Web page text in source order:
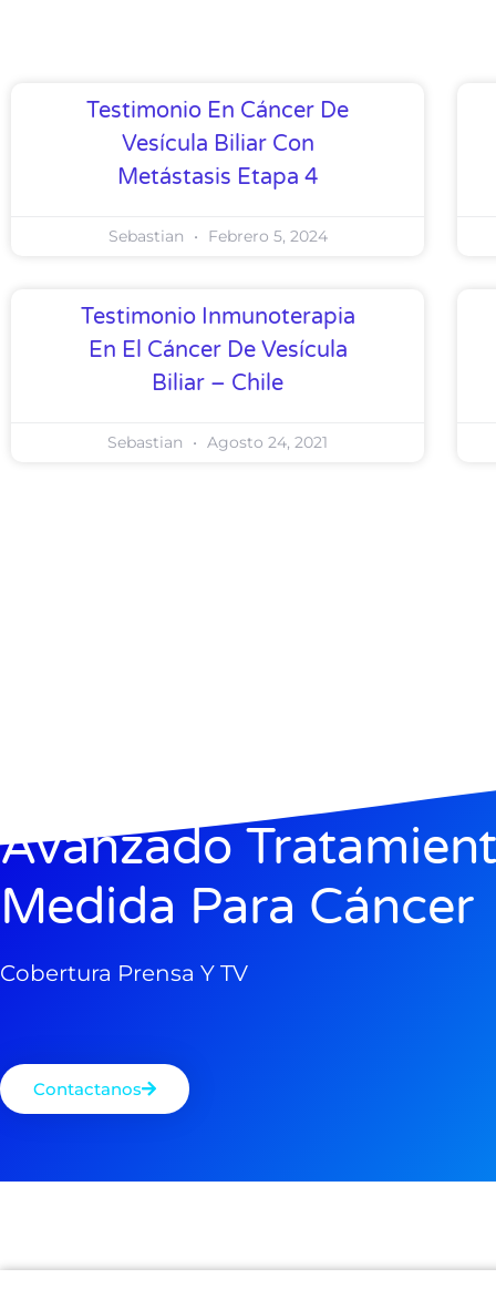
Testimonio En Cáncer De
Vesícula Biliar Con
Metástasis Etapa 4
Sebastian Febrero 5, 2024
Testimonio Inmunoterapia
En El Cáncer De Vesícula
Biliar – Chile
Sebastian Agosto 24, 2021
Avanzado
Medida Para Cáncer
Cobertura Prensa Y TV
Contactanos